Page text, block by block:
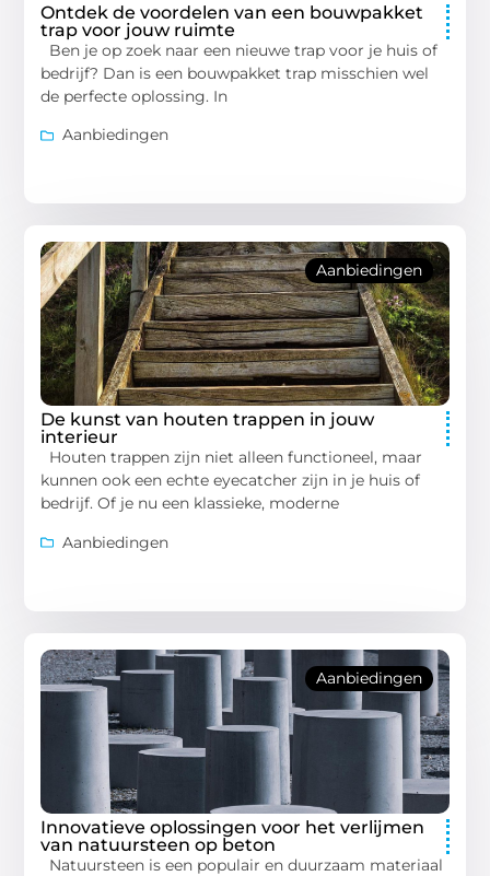
Ontdek de voordelen van een bouwpakket
trap voor jouw ruimte
Ben je op zoek naar een nieuwe trap voor je huis of
bedrijf? Dan is een bouwpakket trap misschien wel
de perfecte oplossing. In
Aanbiedingen
Aanbiedingen
De kunst van houten trappen in jouw
interieur
Houten trappen zijn niet alleen functioneel, maar
kunnen ook een echte eyecatcher zijn in je huis of
bedrijf. Of je nu een klassieke, moderne
Aanbiedingen
Aanbiedingen
Innovatieve oplossingen voor het verlijmen
van natuursteen op beton
Natuursteen is een populair en duurzaam materiaal